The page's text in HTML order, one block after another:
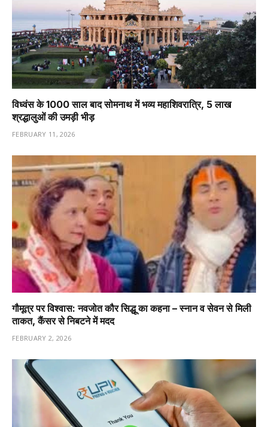
विध्वंस के 1000 साल बाद सोमनाथ में भव्य महाशिवरात्रि, 5 लाख
श्रद्धालुओं की उमड़ी भीड़
FEBRUARY 11, 2026
गौमूत्र पर विश्वास: नवजोत कौर सिद्धू का कहना – स्नान व सेवन से मिली
ताकत, कैंसर से निबटने में मदद
FEBRUARY 2, 2026